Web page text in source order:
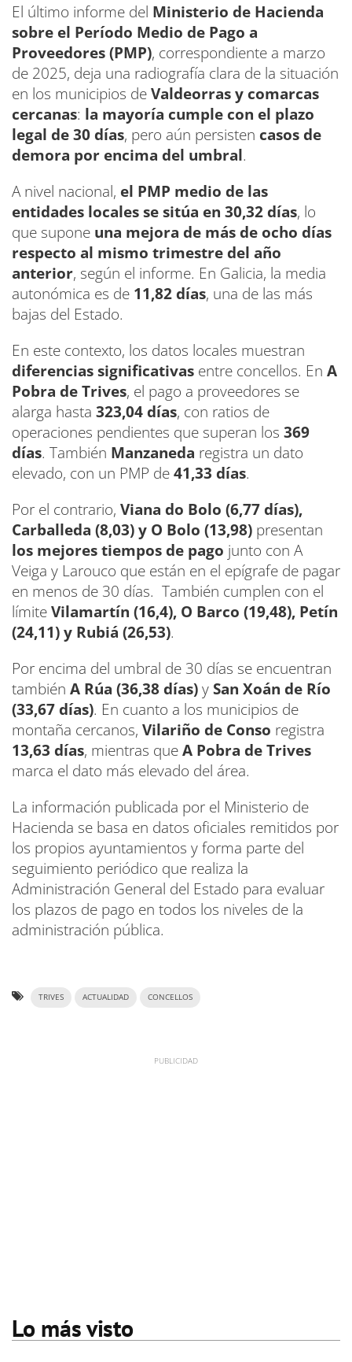
El último informe del Ministerio de Hacienda
sobre el Período Medio de Pago a
Proveedores (PMP), correspondiente a marzo
de 2025, deja una radiografía clara de la situación
en los municipios deValdeorras y comarcas
cercanas: la mayoría cumple con el plazo
legal de 30 días, pero aún persisten casos de
demora por encima del umbral.
A nivel nacional, el PMP medio de las
entidades locales se sitúa en 30,32 días, lo
que supone una mejora de más de ocho días
respecto al mismo trimestre del año
anterior, según el informe. En Galicia, la media
autonómica es de 11,82 días, una de las más
bajas del Estado.
En este contexto, los datos locales muestran
diferencias significativas entre concellos. En A
Pobra de Trives, el pago a proveedores se
alarga hasta 323,04 días, con ratios de
operaciones pendientes que superan los 369
días. También Manzaneda registra un dato
elevado, con un PMP de41,33 días.
Por el contrario, Viana do Bolo (6,77 días),
Carballeda (8,03) y O Bolo (13,98) presentan
los mejores tiempos de pago junto con A
Veiga y Larouco que están en el epígrafe de pagar
en menos de 30 días. También cumplen con el
límiteVilamartín (16,4), O Barco (19,48), Petín
(24,11) y Rubiá (26,53).
Por encima del umbral de 30 días se encuentran
también A Rúa (36,38 días)ySan Xoán de Río
(33,67 días). En cuanto a los municipios de
montaña cercanos, Vilariño de Conso registra
13,63 días, mientras queA Pobra de Trives
marca el dato más elevado del área.
La información publicada por el Ministerio de
Hacienda se basa en datos oficiales remitidos por
los propios ayuntamientos y forma parte del
seguimiento periódico que realiza la
Administración General del Estado para evaluar
los plazos de pago en todos los niveles de la
administración pública.
TRIVES ACTUALIDAD CONCELLOS
Lo más visto